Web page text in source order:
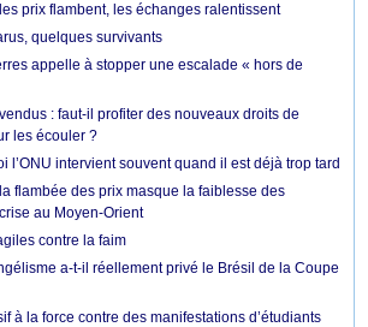
prix flambent, les échanges ralentissent
quelques survivants
appelle à stopper une escalade « hors de
: faut-il profiter des nouveaux droits de
les écouler ?
l’ONU intervient souvent quand il est déjà trop tard
flambée des prix masque la faiblesse des
au Moyen-Orient
contre la faim
a-t-il réellement privé le Brésil de la Coupe
à la force contre des manifestations d’étudiants